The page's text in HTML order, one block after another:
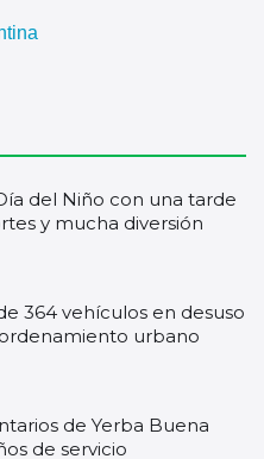
del Niño con una tarde
y mucha diversión
364 vehículos en desuso
urbano
de Yerba Buena
de servicio